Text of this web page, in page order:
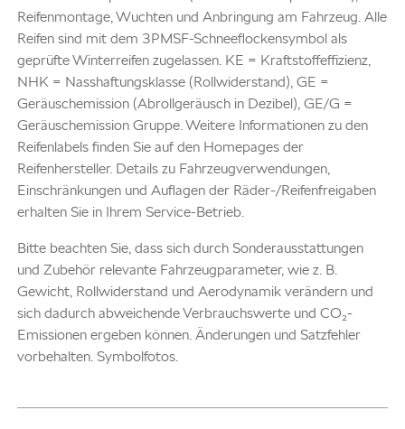
Reifenmontage, Wuchten und Anbringung am Fahrzeug. Alle
Reifen sind mit dem 3PMSF-Schneeflockensymbol als
geprüfte Winterreifen zugelassen. KE = Kraftstoffeffizienz,
NHK = Nasshaftungsklasse (Rollwiderstand), GE =
Geräuschemission (Abrollgeräusch in Dezibel), GE/G =
Geräuschemission Gruppe. Weitere Informationen zu den
Reifenlabels finden Sie auf den Homepages der
Reifenhersteller. Details zu Fahrzeugverwendungen,
Einschränkungen und Auflagen der Räder-/Reifenfreigaben
erhalten Sie in Ihrem Service-Betrieb.
Bitte beachten Sie, dass sich durch Sonderausstattungen
und Zubehör relevante Fahrzeugparameter, wie z. B.
Gewicht, Rollwiderstand und Aerodynamik verändern und
sich dadurch abweichende Verbrauchswerte und CO₂-
Emissionen ergeben können. Änderungen und Satzfehler
vorbehalten. Symbolfotos.